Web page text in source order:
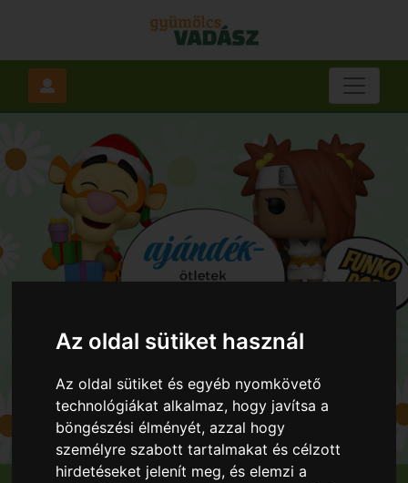
Az oldal sütiket használ
Az oldal sütiket és egyéb nyomkövető
technológiákat alkalmaz, hogy javítsa a
böngészési élményét, azzal hogy
személyre szabott tartalmakat és célzott
hirdetéseket jelenít meg, és elemzi a